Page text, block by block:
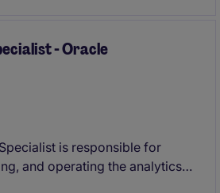
- Oracle
is responsible for
and operating the analytics